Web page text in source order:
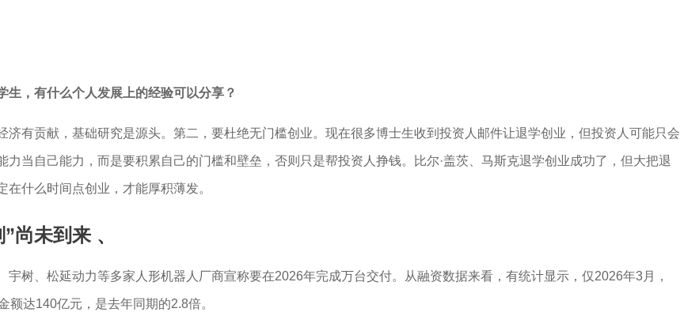
，有什么个人发展上的经验可以分享？
有贡献，基础研究是源头。第二，要杜绝无门槛创业。现在很多博士生收到投资人邮件让退学创业，但投资人可能只会
当自己能力，而是要积累自己的门槛和壁垒，否则只是帮投资人挣钱。比尔·盖茨、马斯克退学创业成功了，但大把退
什么时间点创业，才能厚积薄发。
尚未到来 、
树、松延动力等多家人形机器人厂商宣称要在2026年完成万台交付。从融资数据来看，有统计显示，仅2026年3月，
达140亿元，是去年同期的2.8倍。